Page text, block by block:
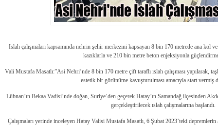
Islah çalışmaları kapsamında nehrin şehir merkezini kapsayan 8 bin 170 metrede ana kol
kazıklarla ve 210 bin metre beton enjeksiyonla
Vali Mustafa Masatlı:”Asi Nehri’nde 8 bin 170 metre çift taraflı ıslah çalışması yapılarak,
estetik bir görünüme kavuşturulması amacıyla start vermiş
Lübnan’ın Bekaa Vadisi’nde doğan, Suriye’den geçerek Hatay’ın Samandağ ilçesinden
gerçekleştirilecek ıslah çalışmalarına başlandı.
Çalışmaları yerinde inceleyen Hatay Valisi Mustafa Masatlı, 6 Şubat 2023’teki